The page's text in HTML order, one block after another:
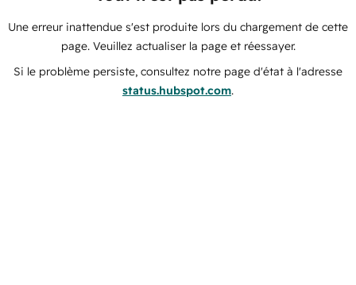
Une erreur inattendue s'est produite lors du chargement de cette
page. Veuillez actualiser la page et réessayer.
Si le problème persiste, consultez notre page d'état à l'adresse
status.hubspot.com.